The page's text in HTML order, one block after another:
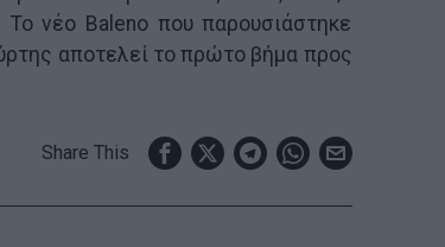
Το νέο Baleno που παρουσιάστηκε
αποτελεί το πρώτο βήμα προς
Share This